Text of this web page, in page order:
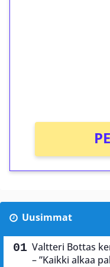
Uusimmat
Valtteri Bottas
– ”Kaikki alkaa